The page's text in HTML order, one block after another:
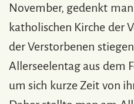
November, gedenkt
katholischen Kirche der
der Verstorbenen
Allerseelentag aus dem
um sich kurze Zeit von